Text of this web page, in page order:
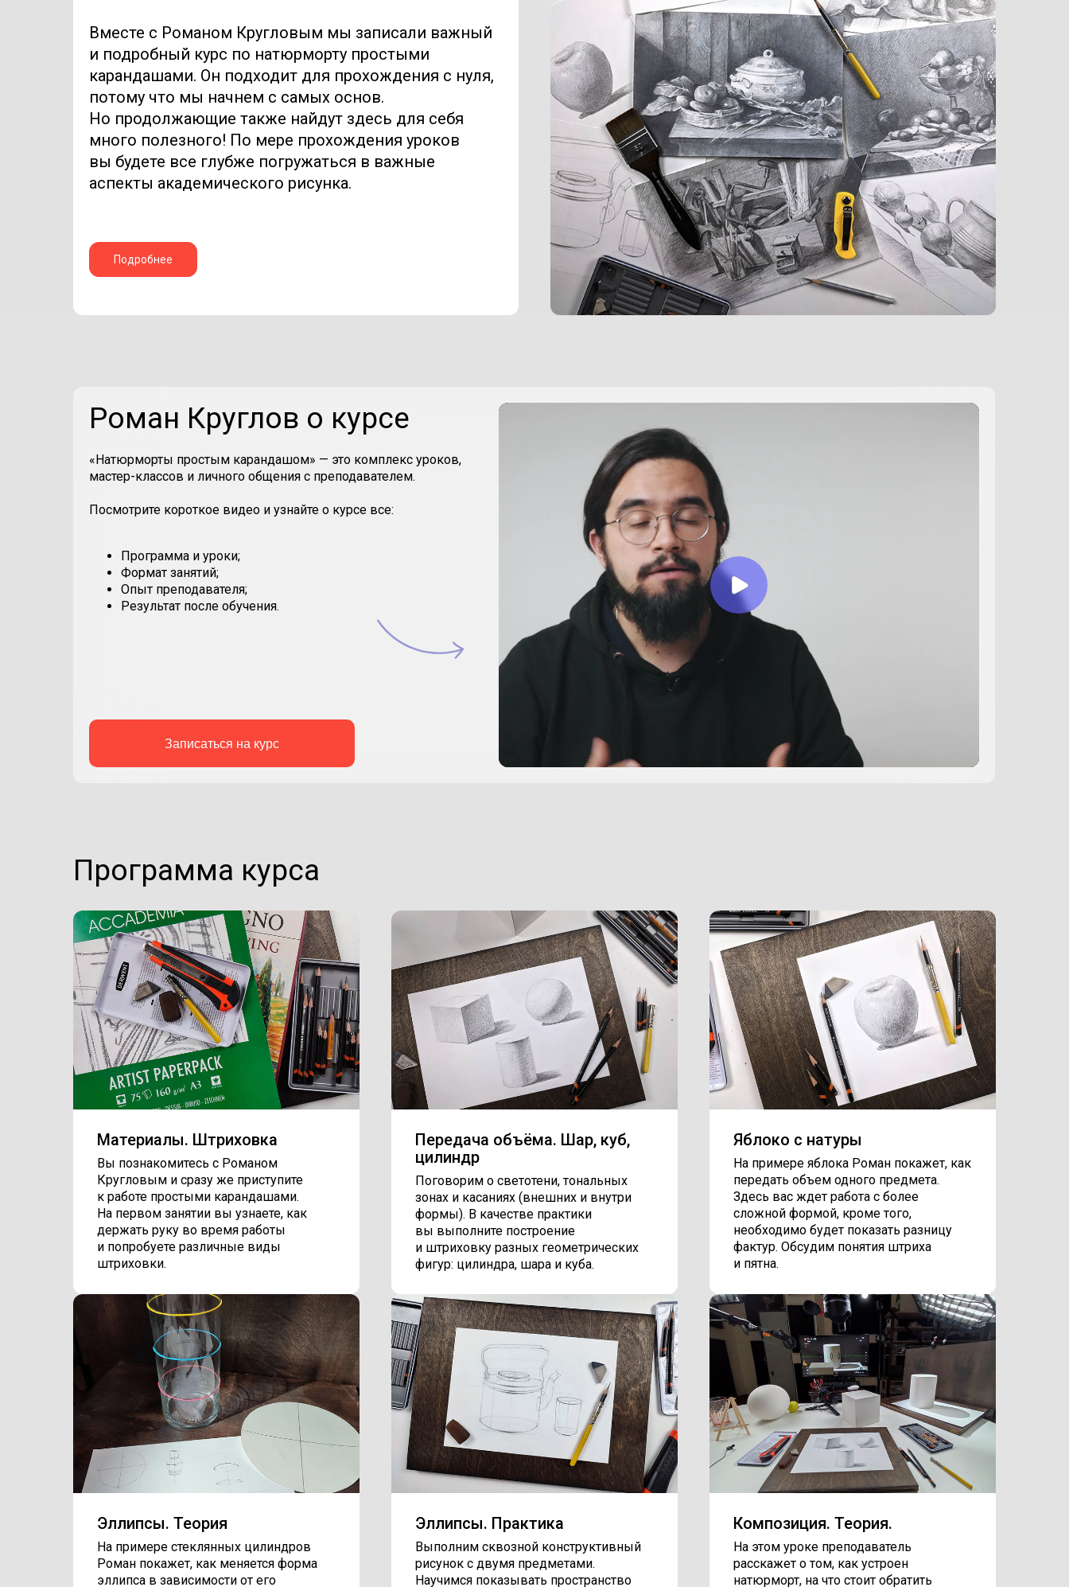
Вместе с Романом Кругловым мы записали важный
и подробный курс по натюрморту простыми
карандашами. Он подходит для прохождения с нуля,
потому что мы начнем с самых основ.
Но продолжающие также найдут здесь для себя
много полезного! По мере прохождения уроков
вы будете все глубже погружаться в важные
аспекты академического рисунка.
Подробнее
Роман Круглов о курсе
«Натюрморты простым карандашом» — это комплекс уроков,
мастер-классов и личного общения с преподавателем.
Посмотрите короткое видео и узнайте о курсе все:
Программа и уроки;
Формат занятий;
Опыт преподавателя;
Результат после обучения.
Записаться на курс
Программа курса
Материалы. Штриховка
Вы познакомитесь с Романом
Кругловым и сразу же приступите
к работе простыми карандашами.
На первом занятии вы узнаете, как
держать руку во время работы
и попробуете различные виды
штриховки.
Передача объёма. Шар, куб,
цилиндр
Поговорим о светотени, тональных
зонах и касаниях (внешних и внутри
формы). В качестве практики
вы выполните построение
и штриховку разных геометрических
фигур: цилиндра, шара и куба.
Яблоко с натуры
На примере яблока Роман покажет, как
передать объем одного предмета.
Здесь вас ждет работа с более
сложной формой, кроме того,
необходимо будет показать разницу
фактур. Обсудим понятия штриха
и пятна.
Эллипсы. Теория
На примере стеклянных цилиндров
Роман покажет, как меняется форма
эллипса в зависимости от его
Эллипсы. Практика
Выполним сквозной конструктивный
рисунок с двумя предметами.
Научимся показывать пространство
Композиция. Теория.
На этом уроке преподаватель
расскажет о том, как устроен
натюрморт, на что стоит обратить